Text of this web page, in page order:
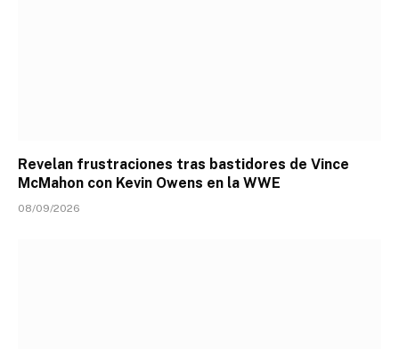
Revelan frustraciones tras bastidores de Vince
McMahon con Kevin Owens en la WWE
08/09/2026